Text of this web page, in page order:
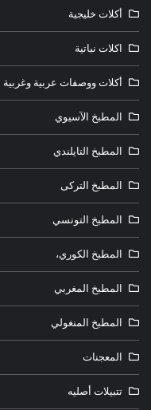
أكلات خليجية
اكلات نباتية
أكلات ووصفات عربية وغربية
المطبخ الآسيوي
المطبخ التايلندي
المطبخ التركى
المطبخ التونسي
المطبخ الكوري،
المطبخ المغربي
المطبخ المنغولي
المعجنات
تتبيلات أصليه